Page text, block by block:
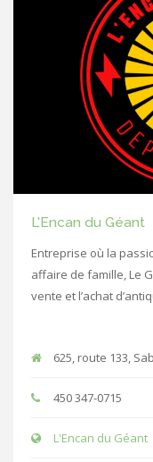
L'Encan du Géant
Entreprise où la
affaire de famille, Le
vente et l’achat
625, route 133,
450 347-0715
L'Encan du Géant